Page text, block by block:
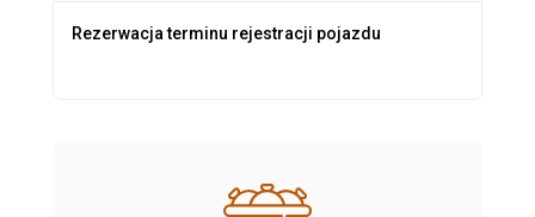
Rezerwacja terminu rejestracji pojazdu